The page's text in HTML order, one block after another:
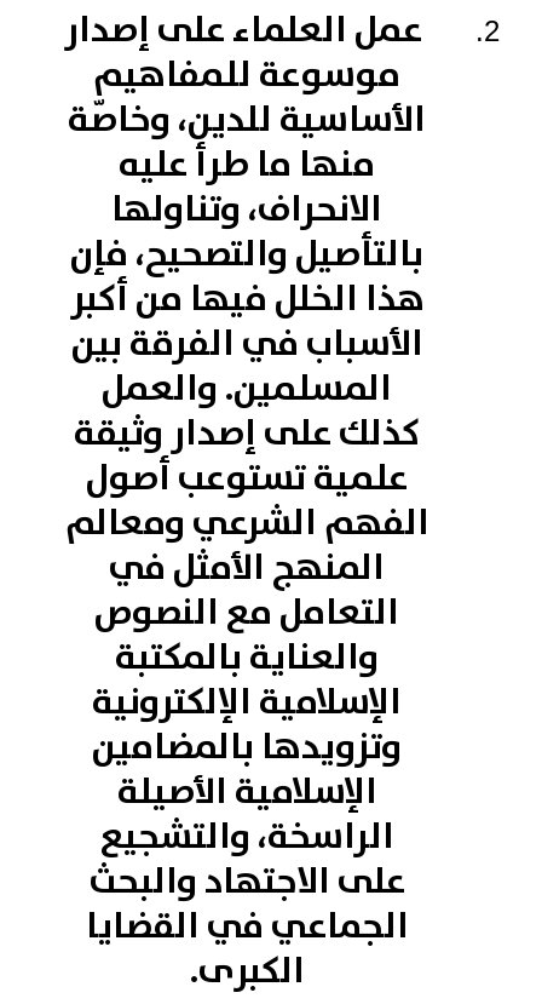
عمل العلماء على إصدار
موسوعة للمفاهيم
الأساسية للدين، وخاصّة
منها ما طرأ عليه
الانحراف، وتناولها
بالتأصيل والتصحيح، فإن
هذا الخلل فيها من أكبر
الأسباب في الفرقة بين
المسلمين. والعمل
كذلك على إصدار وثيقة
علمية تستوعب أصول
الفهم الشرعي ومعالم
المنهج الأمثل في
التعامل مع النصوص
والعناية بالمكتبة
الإسلامية الإلكترونية
وتزويدها بالمضامين
الإسلامية الأصيلة
الراسخة، والتشجيع
على الاجتهاد والبحث
الجماعي في القضايا
الكبرى.